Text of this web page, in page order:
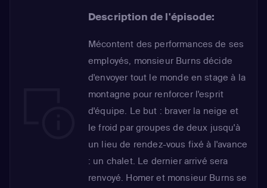
Description de l'épisode:
Mécontent des performances de ses
employés, monsieur Burns décide
d'envoyer tout le monde en stage à la
montagne pour renforcer l'esprit
d'équipe. Le but : braver la neige et
le froid par groupes de deux jusqu'à
un lieu de rendez-vous fixé à l'avance
: un chalet. Le dernier arrivé sera
renvoyé. Homer et monsieur Burns se